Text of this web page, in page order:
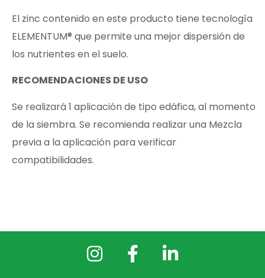
El zinc contenido en este producto tiene tecnología
ELEMENTUM® que permite una mejor dispersión de
los nutrientes en el suelo.
RECOMENDACIONES DE USO
Se realizará 1 aplicación de tipo edáfica, al momento
de la siembra. Se recomienda realizar una Mezcla
previa a la aplicación para verificar
compatibilidades.